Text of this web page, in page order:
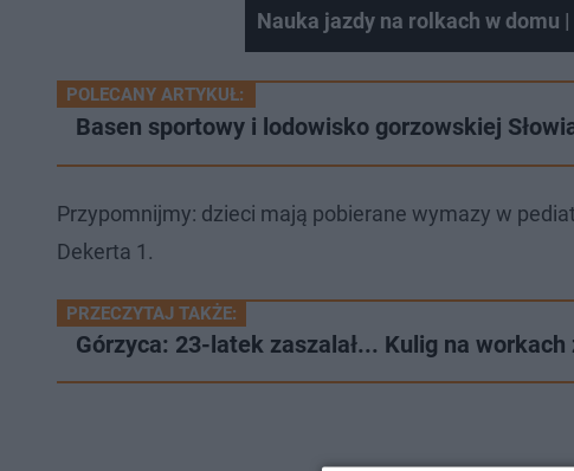
Nauka jazdy na rolkach w domu
POLECANY ARTYKUŁ:
Basen sportowy i lodowisko gorzowskiej
Przypomnijmy: dzieci mają pobierane wymazy w
Dekerta 1.
PRZECZYTAJ TAKŻE:
Górzyca: 23-latek zaszalał... Kulig na workach